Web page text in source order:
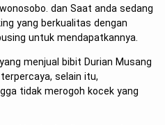
dan Saat anda sedang
yang berkualitas dengan
untuk mendapatkannya.
menjual bibit Durian Musang
selain itu,
tidak merogoh kocek yang